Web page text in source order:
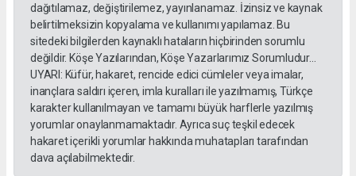
dağıtılamaz, değiştirilemez, yayınlanamaz. İzinsiz ve kaynak
belirtilmeksizin kopyalama ve kullanımı yapılamaz. Bu
sitedeki bilgilerden kaynaklı hataların hiçbirinden sorumlu
değildir. Köşe Yazılarından, Köşe Yazarlarımız Sorumludur...
UYARI: Küfür, hakaret, rencide edici cümleler veya imalar,
inançlara saldırı içeren, imla kuralları ile yazılmamış, Türkçe
karakter kullanılmayan ve tamamı büyük harflerle yazılmış
yorumlar onaylanmamaktadır. Ayrıca suç teşkil edecek
hakaret içerikli yorumlar hakkında muhatapları tarafından
dava açılabilmektedir.